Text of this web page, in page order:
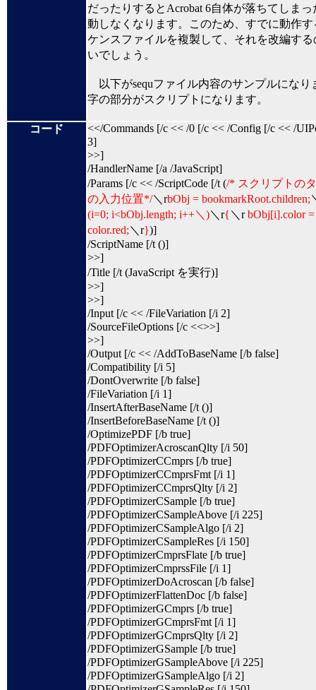
だったりするとAcrobat 6自体が落ちてしまっ
動しなくなります。このため、すでに動作す
ケンスファイルを複製して、それを改編する
いでしょう。
以下がsequファイル内容のサンプルになり
字の部分がスクリプトになります。
コード
<</Commands [/c << /0 [/c << /Config [/c << /
3]
>>]
/HandlerName [/a /JavaScript]
/Params [/c << /ScriptCode [/t (/* スクリプトの
の入力位置*/＼rbObj = bookmarkRoot.children;
(i=0; i<bObj.length; i++＼)＼r{＼rbObj[i].color =
color.red;＼r})]
/ScriptName [/t ()]
>>]
/Title [/t (JavaScript を実行)]
>>]
>>]
/Input [/c << /FileVariation [/i 2]
/SourceFileOptions [/c <<>>]
>>]
/Output [/c << /AddToBaseName [/b false]
/Compatibility [/i 5]
/DontOverwrite [/b false]
/FileVariation [/i 1]
/InsertAfterBaseName [/t ()]
/InsertBeforeBaseName [/t ()]
/OptimizePDF [/b true]
/PDFOptimizerAcroscanQlty [/i 50]
/PDFOptimizerCCmprs [/b true]
/PDFOptimizerCCmprsFmt [/i 1]
/PDFOptimizerCCmprsQlty [/i 2]
/PDFOptimizerCSample [/b true]
/PDFOptimizerCSampleAbove [/i 225]
/PDFOptimizerCSampleAlgo [/i 2]
/PDFOptimizerCSampleRes [/i 150]
/PDFOptimizerCmprsFlate [/b true]
/PDFOptimizerCmprssFile [/i 1]
/PDFOptimizerDoAcroscan [/b false]
/PDFOptimizerFlattenDoc [/b false]
/PDFOptimizerGCmprs [/b true]
/PDFOptimizerGCmprsFmt [/i 1]
/PDFOptimizerGCmprsQlty [/i 2]
/PDFOptimizerGSample [/b true]
/PDFOptimizerGSampleAbove [/i 225]
/PDFOptimizerGSampleAlgo [/i 2]